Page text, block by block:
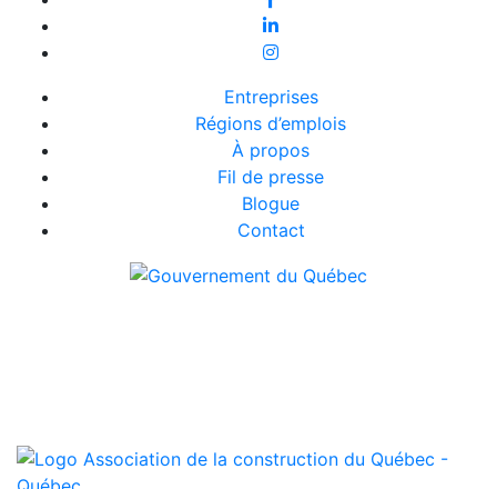
Entreprises
Régions d’emplois
À propos
Fil de presse
Blogue
Contact